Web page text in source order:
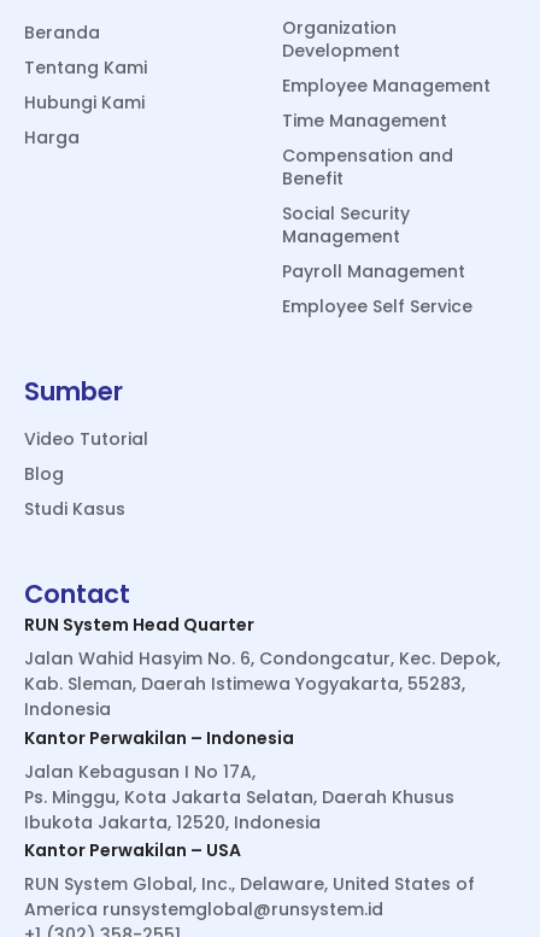
Beranda
Tentang Kami
Hubungi Kami
Harga
Organization
Development
Employee Management
Time Management
Compensation and
Benefit
Social Security
Management
Payroll Management
Employee Self Service
Sumber
Video Tutorial
Blog
Studi Kasus
Contact
RUN System Head Quarter
Jalan Wahid Hasyim No. 6, Condongcatur, Kec. Depok,
Kab. Sleman, Daerah Istimewa Yogyakarta, 55283,
Indonesia
Kantor Perwakilan – Indonesia
Jalan Kebagusan I No 17A,
Ps. Minggu, Kota Jakarta Selatan, Daerah Khusus
Ibukota Jakarta, 12520, Indonesia
Kantor Perwakilan – USA
RUN System Global, Inc., Delaware, United States of
America runsystemglobal@runsystem.id